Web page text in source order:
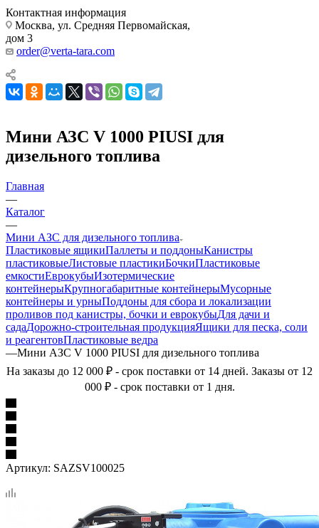
Контактная информация
Москва, ул. Средняя Первомайская,
дом 3
order@verta-tara.com
Мини АЗС V 1000 PIUSI для
дизельного топлива
Главная
—
Каталог
—
Мини АЗС для дизельного топлива
Пластиковые ящикиПаллеты и поддоныКанистры
пластиковыеЛистовые пластикиБочкиПластиковые
емкостиЕврокубыИзотермические
контейнерыКрупногабаритные контейнерыМусорные
контейнеры и урныПоддоны для сбора и локализации
проливов под канистры, бочки и еврокубыДля дачи и
садаДорожно-строительная продукцияЯщики для песка, соли
и реагентовПластиковые ведра
—Мини АЗС V 1000 PIUSI для дизельного топлива
На заказы до 12 000 ₽ - срок поставки от 14 дней. Заказы от 12
000 ₽ - срок поставки от 1 дня.
Артикул: SAZSV100025